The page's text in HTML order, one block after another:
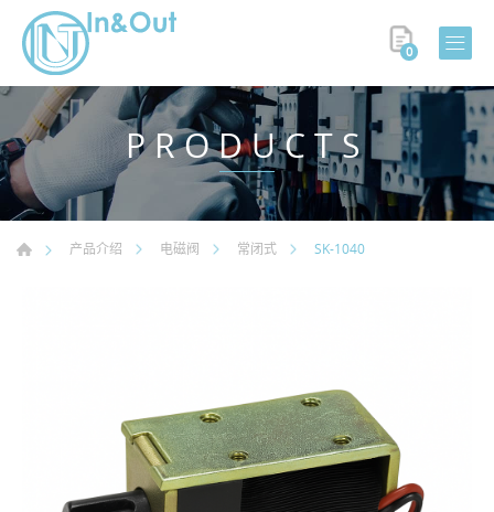
0
PRODUCTS
产品介绍 电磁阀 常闭式 SK-1040